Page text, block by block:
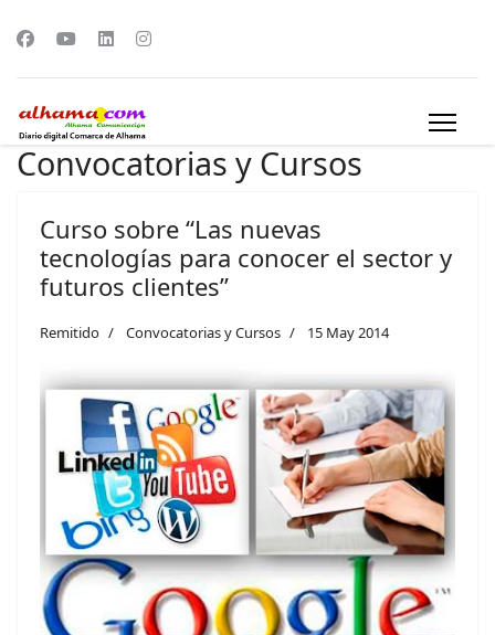
Convocatorias y Cursos
Curso sobre “Las nuevas
tecnologías para conocer el sector y
futuros clientes”
Remitido Convocatorias y Cursos 15 May 2014